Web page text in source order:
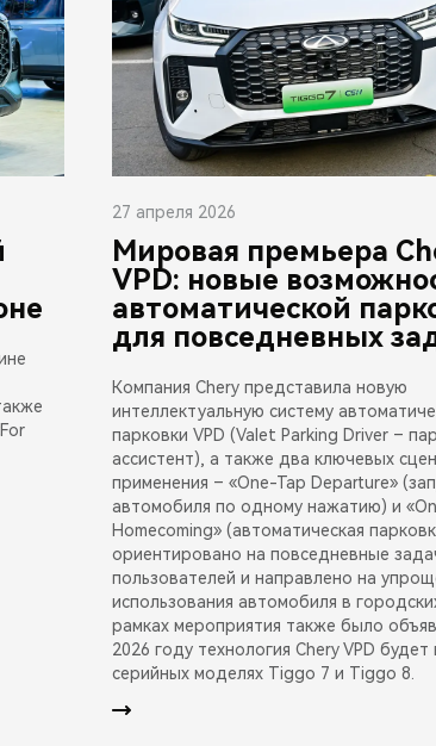
27 апреля 2026
Мировая премьера
VPD: новые
автоматической
для повседневных
Компания Chery представила новую
интеллектуальную систему
парковки VPD (Valet Parking Driver –
ассистент), а также два ключевых
применения – «One-Tap Departure»
автомобиля по одному нажатию) и
Homecoming» (автоматическая
ориентировано на повседневные
пользователей и направлено на
использования автомобиля в
рамках мероприятия также было
2026 году технология Chery VPD
серийных моделях Tiggo 7 и Tiggo 8.